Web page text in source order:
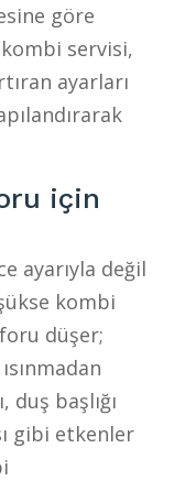
göre
servisi,
ayarları
için
ayarıyla değil
kombi
düşer;
duş başlığı
gibi etkenler